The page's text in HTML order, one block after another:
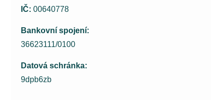
IČ: 00640778
Bankovní spojení:
36623111/0100
Datová schránka:
9dpb6zb